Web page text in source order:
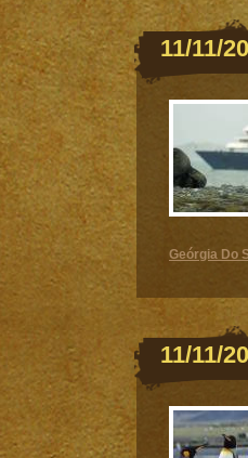
11/11/
Geórgia Do
11/11/